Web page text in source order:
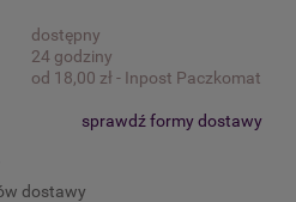
dostępny
24 godziny
od 18,00 zł- Inpost Paczkomat
kosztów płatności
sprawdź formy dostawy
dostawy